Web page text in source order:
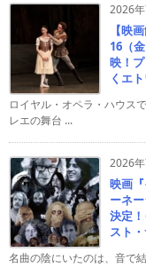
2026
【映
16（
映！
くエ
ロイヤル・オペラ・ハウス
レエの舞台 ...
2026
映画
ーネ
決定
スト
名曲の陰にいたのは、音で